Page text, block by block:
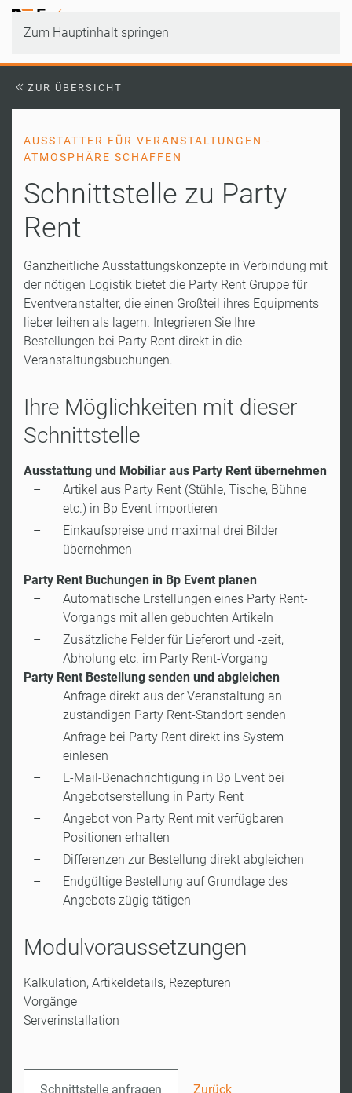
Zum Hauptinhalt springen
ZUR ÜBERSICHT
AUSSTATTER FÜR VERANSTALTUNGEN -
ATMOSPHÄRE SCHAFFEN
Schnittstelle zu Party
Rent
Ganzheitliche Ausstattungskonzepte in Verbindung mit
der nötigen Logistik bietet die Party Rent Gruppe für
Eventveranstalter, die einen Großteil ihres Equipments
lieber leihen als lagern. Integrieren Sie Ihre
Bestellungen bei Party Rent direkt in die
Veranstaltungsbuchungen.
Ihre Möglichkeiten mit dieser
Schnittstelle
Ausstattung und Mobiliar aus Party Rent übernehmen
Artikel aus Party Rent (Stühle, Tische, Bühne
etc.) in Bp Event importieren
Einkaufspreise und maximal drei Bilder
übernehmen
Party Rent Buchungen in Bp Event planen
Automatische Erstellungen eines Party Rent-
Vorgangs mit allen gebuchten Artikeln
Zusätzliche Felder für Lieferort und -zeit,
Abholung etc. im Party Rent-Vorgang
Party Rent Bestellung senden und abgleichen
Anfrage direkt aus der Veranstaltung an
zuständigen Party Rent-Standort senden
Anfrage bei Party Rent direkt ins System
einlesen
E-Mail-Benachrichtigung in Bp Event bei
Angebotserstellung in Party Rent
Angebot von Party Rent mit verfügbaren
Positionen erhalten
Differenzen zur Bestellung direkt abgleichen
Endgültige Bestellung auf Grundlage des
Angebots zügig tätigen
Modulvoraussetzungen
Kalkulation, Artikeldetails, Rezepturen
Vorgänge
Serverinstallation
Schnittstelle anfragen Zurück